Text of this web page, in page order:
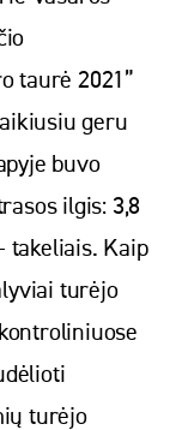
taurė 2021”
geru
buvo
ilgis: 3,8
takeliais. Kaip
turėjo
turėjo